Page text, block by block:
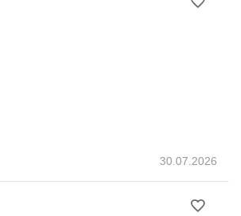
30.07.2026